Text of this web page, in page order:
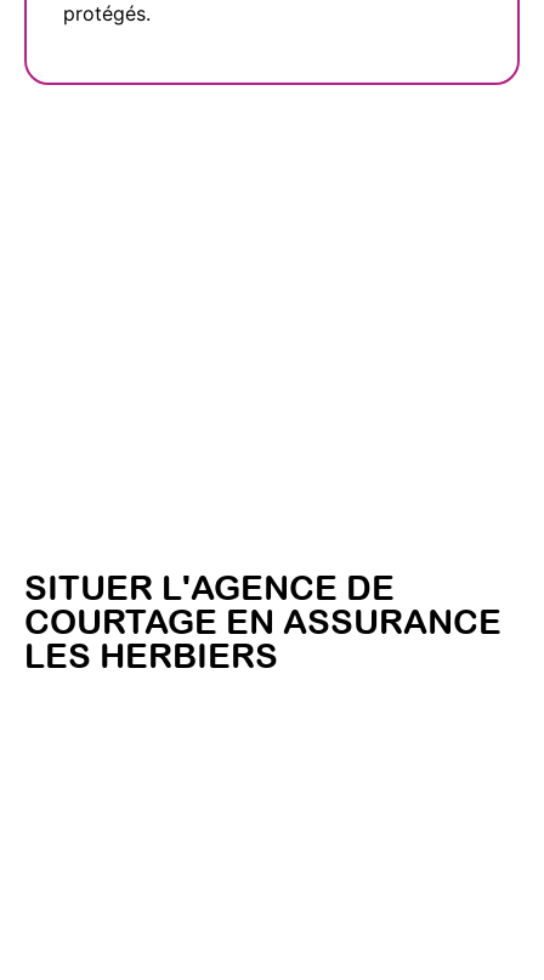
protégés.
SITUER L'AGENCE DE
COURTAGE EN ASSURANCE
LES HERBIERS